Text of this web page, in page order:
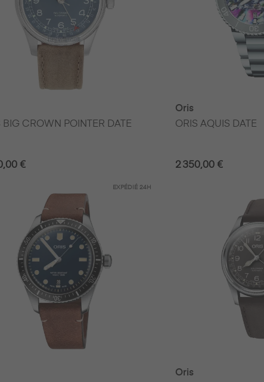
BIG CROWN POINTER DATE
€
Oris
ORIS AQUIS DATE
2 350,00 €
EXPÉDIÉ24H
Oris